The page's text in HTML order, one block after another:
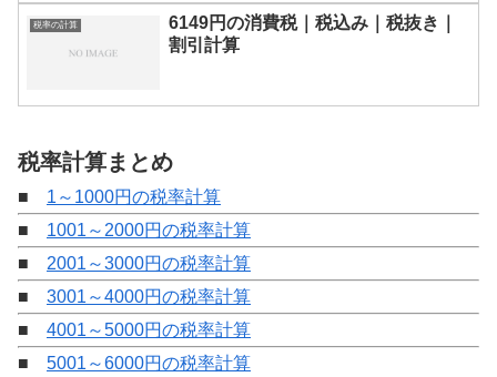
税率の計算
6149円の消費税｜税込み｜税抜き｜
割引計算
税率計算まとめ
■ 1～1000円の税率計算
■ 1001～2000円の税率計算
■ 2001～3000円の税率計算
■ 3001～4000円の税率計算
■ 4001～5000円の税率計算
■ 5001～6000円の税率計算